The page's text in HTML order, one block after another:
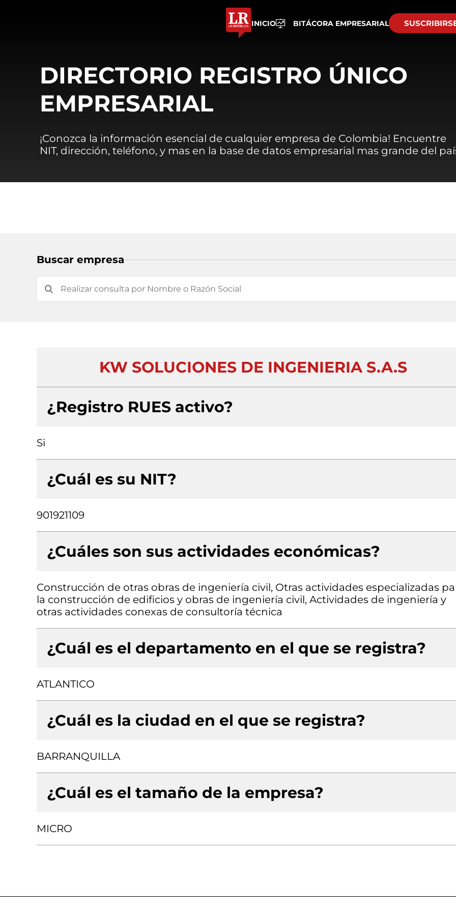
INICIO BITÁCORA EMPRESARIAL
DIRECTORIO REGISTRO ÚNICO
EMPRESARIAL
¡Conozca la información esencial de cualquier empresa de Colombia! Encuentre
NIT, dirección, teléfono, y mas en la base de datos empresarial mas grande del
Buscar empresa
KW SOLUCIONES DE INGENIERIA S.A.S
¿Registro RUES activo?
Si
¿Cuál es su NIT?
901921109
¿Cuáles son sus actividades económicas?
Construcción de otras obras de ingeniería civil, Otras actividades especializadas
la construcción de edificios y obras de ingeniería civil, Actividades de ingeniería y
otras actividades conexas de consultoría técnica
¿Cuál es el departamento en el que se registra?
ATLANTICO
¿Cuál es la ciudad en el que se registra?
BARRANQUILLA
¿Cuál es el tamaño de la empresa?
MICRO